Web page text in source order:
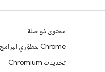
محتوى ذو صلة
Chrome لمطوّري البرامج
تحديثات Chromium